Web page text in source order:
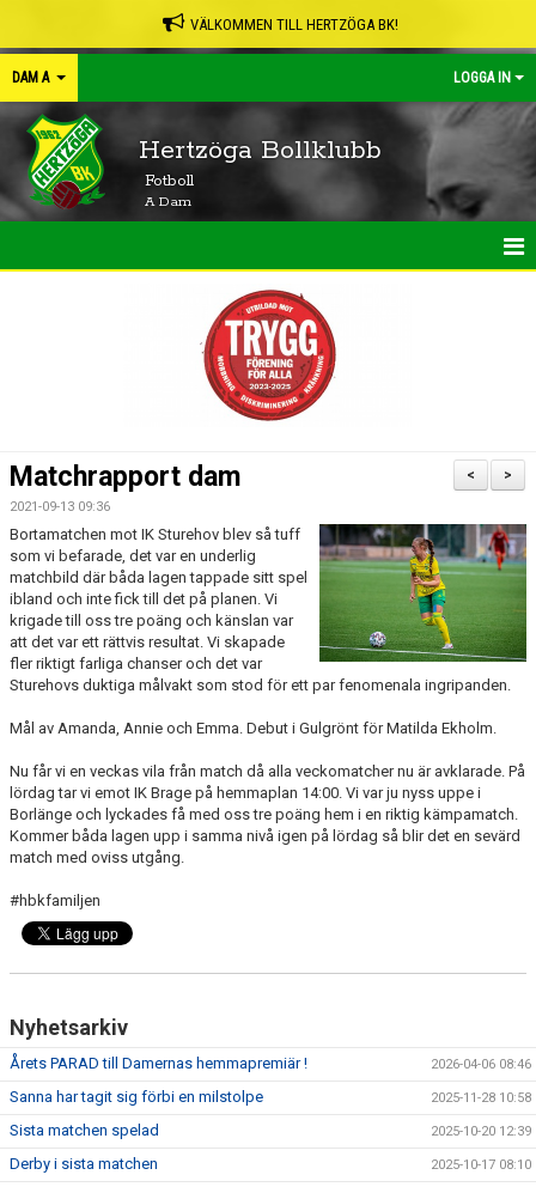
VÄLKOMMEN TILL HERTZÖGA BK!
DAM A LOGGA IN
Hertzöga Bollklubb
Fotboll
A Dam
TRUPPEN
BILDGALLERI
DOKUMENT
KONTAKT
>
<
Matchrapport dam
2021-09-13 09:36
Bortamatchen mot IK Sturehov blev så tuff
som vi befarade, det var en underlig
matchbild där båda lagen tappade sitt spel
ibland och inte fick till det på planen. Vi
krigade till oss tre poäng och känslan var
att det var ett rättvis resultat. Vi skapade
fler riktigt farliga chanser och det var
Sturehovs duktiga målvakt som stod för ett par fenomenala ingripanden.
Mål av Amanda, Annie och Emma. Debut i Gulgrönt för Matilda Ekholm.
Nu får vi en veckas vila från match då alla veckomatcher nu är avklarade. På
lördag tar vi emot IK Brage på hemmaplan 14:00. Vi var ju nyss uppe i
Borlänge och lyckades få med oss tre poäng hem i en riktig kämpamatch.
Kommer båda lagen upp i samma nivå igen på lördag så blir det en sevärd
match med oviss utgång.
#hbkfamiljen
Nyhetsarkiv
Årets PARAD till Damernas hemmapremiär ! 2026-04-06 08:46
Sanna har tagit sig förbi en milstolpe 2025-11-28 10:58
Sista matchen spelad 2025-10-20 12:39
Derby i sista matchen 2025-10-17 08:10